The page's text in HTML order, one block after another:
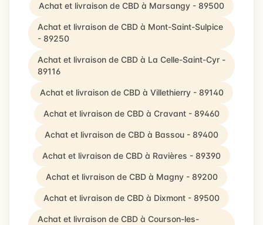
Achat et livraison de CBD à Marsangy - 89500
Achat et livraison de CBD à Mont-Saint-Sulpice
- 89250
Achat et livraison de CBD à La Celle-Saint-Cyr -
89116
Achat et livraison de CBD à Villethierry - 89140
Achat et livraison de CBD à Cravant - 89460
Achat et livraison de CBD à Bassou - 89400
Achat et livraison de CBD à Ravières - 89390
Achat et livraison de CBD à Magny - 89200
Achat et livraison de CBD à Dixmont - 89500
Achat et livraison de CBD à Courson-les-